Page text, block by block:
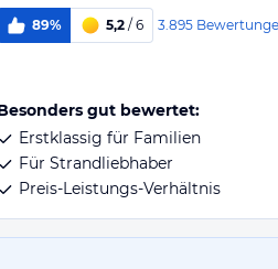
89% 5,2 / 6 3.895
gut bewertet:
Erstklassig für Familien
Für Strandliebhaber
Preis-Leistungs-Verhältnis